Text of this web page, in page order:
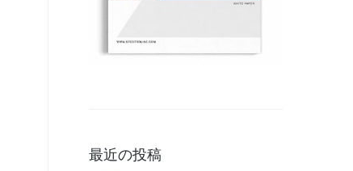
最近の投稿